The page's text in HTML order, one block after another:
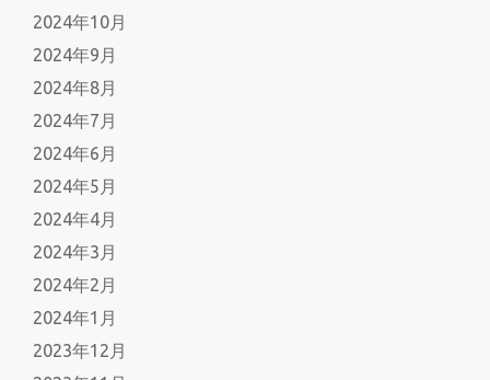
2024年10月
2024年9月
2024年8月
2024年7月
2024年6月
2024年5月
2024年4月
2024年3月
2024年2月
2024年1月
2023年12月